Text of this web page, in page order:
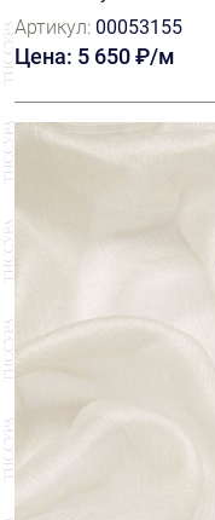
вет черный
Артикул: 00053155
Цена: 5 650 ₽/м